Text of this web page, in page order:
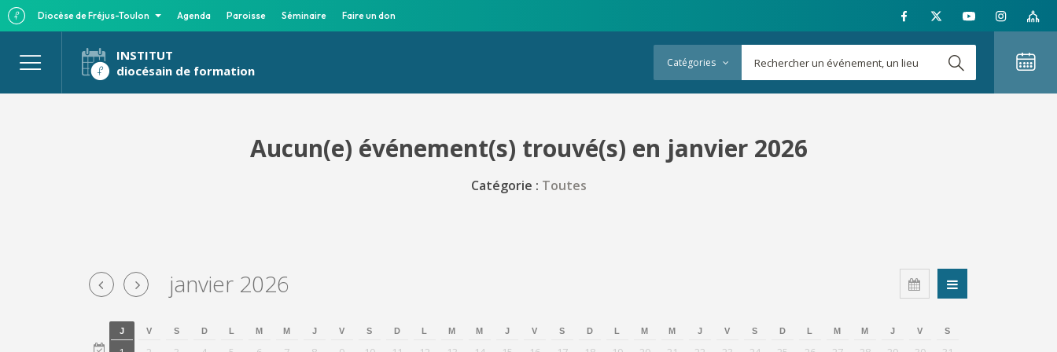
Diocèse de Fréjus-Toulon Agenda Paroisse Séminaire Faire un don
INSTITUT
diocésain de formation
Catégories
Aucun(e) événement(s) trouvé(s) en janvier 2026
Catégorie : Toutes
janvier 2026
J V S D L M M J V S D L M M J V S D L M M J V S D L M M J V S